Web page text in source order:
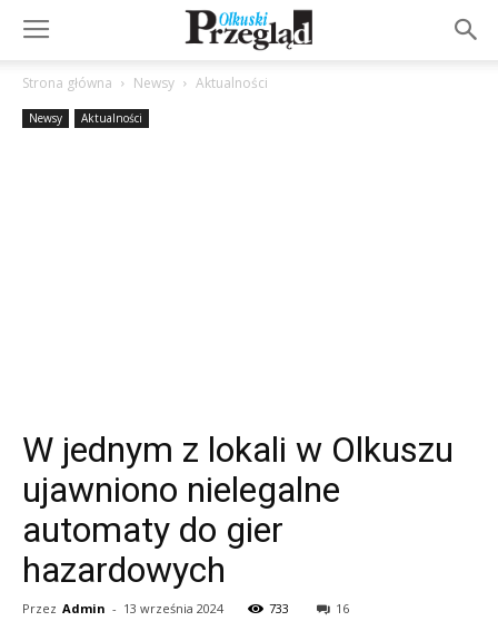
Strona główna Newsy Aktualności
Newsy Aktualności
W jednym z lokali w Olkuszu
ujawniono nielegalne
automaty do gier
hazardowych
Przez Admin - 13 września 2024 733 16